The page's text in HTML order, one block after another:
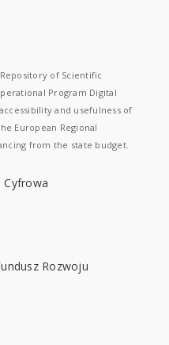
of Scientific
Program Digital
and usefulness of
European Regional
from the state budget.